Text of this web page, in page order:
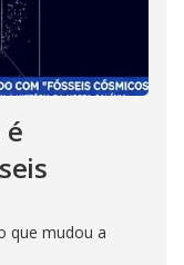
é
que mudou a